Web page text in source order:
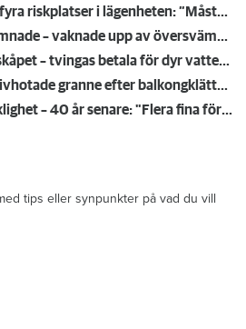
Så undviker du mögel – fyra riskplatser i lägenheten: ”Måste städa bort”
Satte på vattnet och somnade – vaknade upp av översvämning hos grannen
Rensade inte hålet i kylskåpet – tvingas betala för dyr vattenskada
Naken gängkriminell knivhotade granne efter balkongklättring
Kompisdealen blev verklighet – 40 år senare: "Flera fina fördelar med att dela bostad"
tips eller synpunkter på vad du vill